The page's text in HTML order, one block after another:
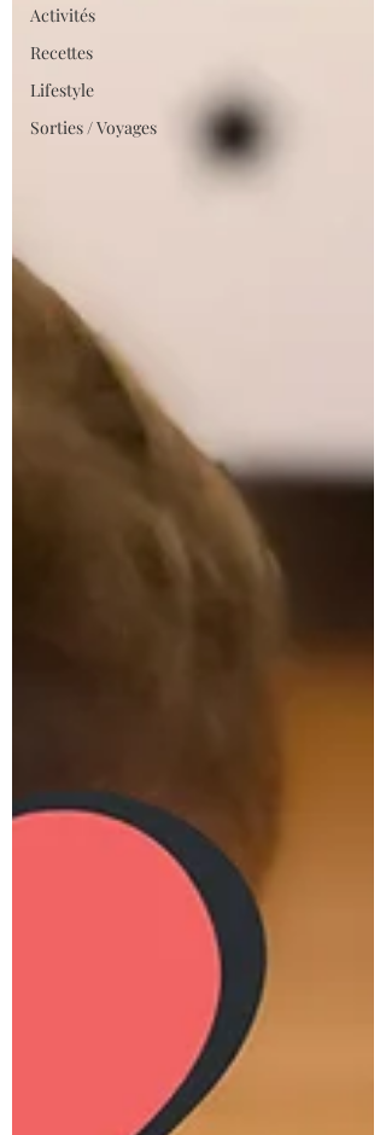
Activités
Recettes
Lifestyle
Sorties / Voyages